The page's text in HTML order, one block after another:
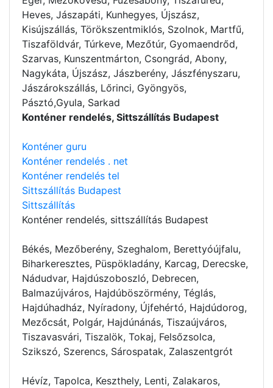
Heves, Jászapáti, Kunhegyes, Újszász,
Kisújszállás, Törökszentmiklós, Szolnok, Martfű,
Tiszaföldvár, Túrkeve, Mezőtúr, Gyomaendrőd,
Szarvas, Kunszentmárton, Csongrád, Abony,
Nagykáta, Újszász, Jászberény, Jászfényszaru,
Jászárokszállás, Lőrinci, Gyöngyös,
Pásztó,Gyula, Sarkad
Konténer rendelés, Sittszállítás Budapest
Konténer guru
Konténer rendelés . net
Konténer rendelés tel
Sittszállítás Budapest
Sittszállítás
Konténer rendelés, sittszállítás Budapest
Békés, Mezőberény, Szeghalom, Berettyóújfalu,
Biharkeresztes, Püspökladány, Karcag, Derecske,
Nádudvar, Hajdúszoboszló, Debrecen,
Balmazújváros, Hajdúböszörmény, Téglás,
Hajdúhadház, Nyíradony, Újfehértó, Hajdúdorog,
Mezőcsát, Polgár, Hajdúnánás, Tiszaújváros,
Tiszavasvári, Tiszalök, Tokaj, Felsőzsolca,
Szikszó, Szerencs, Sárospatak, Zalaszentgrót
Hévíz, Tapolca, Keszthely, Lenti, Zalakaros,